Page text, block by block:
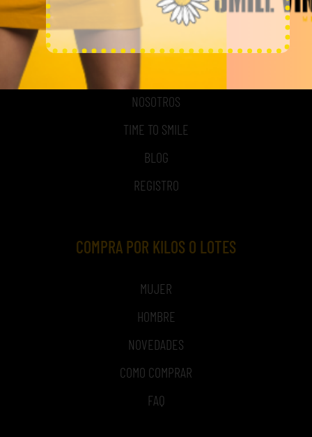
NOSOTROS
TIME TO SMILE
BLOG
REGISTRO
COMPRA POR KILOS O LOTES
MUJER
HOMBRE
NOVEDADES
COMO COMPRAR
FAQ